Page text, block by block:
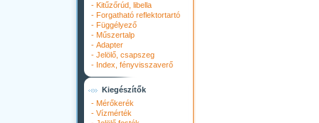
- Kitűzőrúd, libella
- Forgatható reflektortartó
- Függélyező
- Műszertalp
- Adapter
- Jelölő, csapszeg
- Index, fényvisszaverő
Kiegészítők
- Mérőkerék
- Vízmérték